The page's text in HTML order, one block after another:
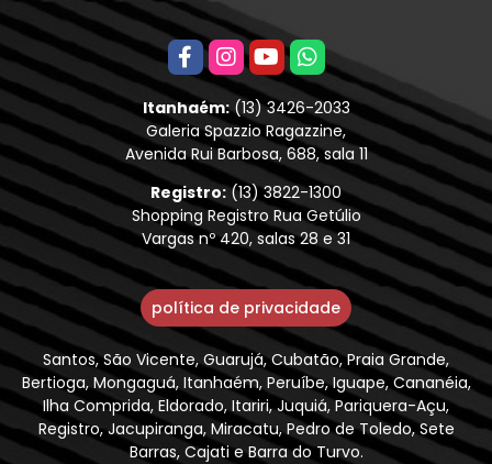
Itanhaém:(13) 3426-2033
Galeria Spazzio Ragazzine,
Avenida Rui Barbosa, 688, sala 11
Registro:(13) 3822-1300
Shopping Registro Rua Getúlio
Vargas nº 420, salas 28 e 31
política de privacidade
Santos, São Vicente, Guarujá, Cubatão, Praia Grande,
Bertioga, Mongaguá, Itanhaém, Peruíbe, Iguape, Cananéia,
Ilha Comprida, Eldorado, Itariri, Juquiá, Pariquera-Açu,
Registro, Jacupiranga, Miracatu, Pedro de Toledo, Sete
Barras, Cajati e Barra do Turvo.